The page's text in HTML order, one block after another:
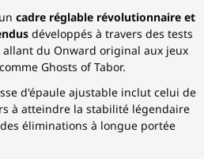
cadre réglable révolutionnaire et
développés à travers des tests
du Onward original aux jeux
Ghosts of Tabor.
d'épaule ajustable inclut celui de
à atteindre la stabilité légendaire
éliminations à longue portée